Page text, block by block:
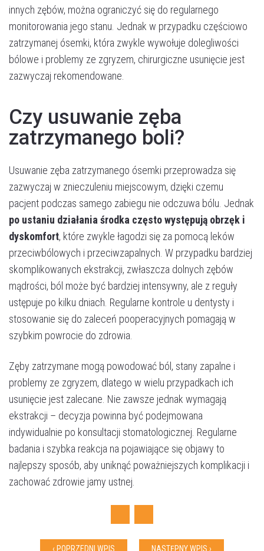
innych zębów, można ograniczyć się do regularnego
monitorowania jego stanu. Jednak w przypadku częściowo
zatrzymanej ósemki, która zwykle wywołuje dolegliwości
bólowe i problemy ze zgryzem, chirurgiczne usunięcie jest
zazwyczaj rekomendowane.
Czy usuwanie zęba
zatrzymanego boli?
Usuwanie zęba zatrzymanego ósemki przeprowadza się
zazwyczaj w znieczuleniu miejscowym, dzięki czemu
pacjent podczas samego zabiegu nie odczuwa bólu. Jednak
po ustaniu działania środka często występują obrzęk i
dyskomfort, które zwykle łagodzi się za pomocą leków
przeciwbólowych i przeciwzapalnych. W przypadku bardziej
skomplikowanych ekstrakcji, zwłaszcza dolnych zębów
mądrości, ból może być bardziej intensywny, ale z reguły
ustępuje po kilku dniach. Regularne kontrole u dentysty i
stosowanie się do zaleceń pooperacyjnych pomagają w
szybkim powrocie do zdrowia​.
Zęby zatrzymane mogą powodować ból, stany zapalne i
problemy ze zgryzem, dlatego w wielu przypadkach ich
usunięcie jest zalecane. Nie zawsze jednak wymagają
ekstrakcji – decyzja powinna być podejmowana
indywidualnie po konsultacji stomatologicznej. Regularne
badania i szybka reakcja na pojawiające się objawy to
najlepszy sposób, aby uniknąć poważniejszych komplikacji i
zachować zdrowie jamy ustnej.
Facebook
Twitter
‹ POPRZEDNI WPIS NASTĘPNY WPIS ›
Umów wizytę